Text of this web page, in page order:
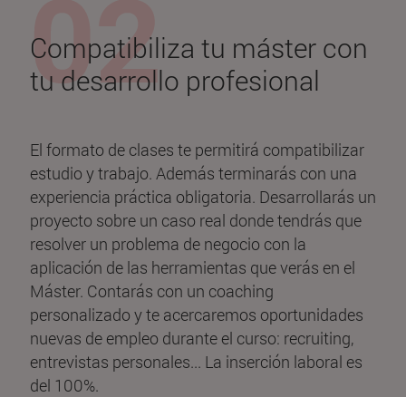
Compatibiliza tu máster con
tu desarrollo profesional
El formato de clases te permitirá compatibilizar
estudio y trabajo. Además terminarás con una
experiencia práctica obligatoria. Desarrollarás un
proyecto sobre un caso real donde tendrás que
resolver un problema de negocio con la
aplicación de las herramientas que verás en el
Máster. Contarás con un coaching
personalizado y te acercaremos oportunidades
nuevas de empleo durante el curso: recruiting,
entrevistas personales... La inserción laboral es
del 100%.